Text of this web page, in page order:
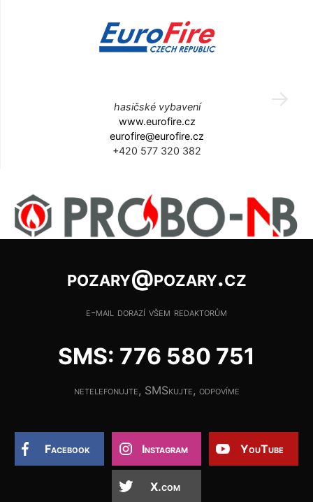
hasičské vybavení
www.eurofire.cz
eurofire@eurofire.cz
+420 577 320 382
pozary@pozary.cz
e-mail dorazí všem redaktorům
SMS: 776 580 751
netelefonujte, SMSkujte, odpovíme
Facebook Instagram YouTube
X.com